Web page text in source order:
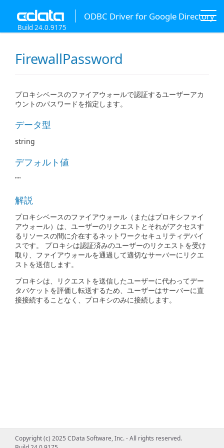
ODBC Driver for Google Directory
Build 24.0.9175
FirewallPassword
プロキシベースのファイアウォールで認証するユーザーアカ
ウントのパスワードを指定します。
データ型
string
デフォルト値
""
解説
プロキシベースのファイアウォール（またはプロキシファイ
アウォール）は、ユーザーのリクエストとそれがアクセスす
るリソースの間に介在するネットワークセキュリティデバイ
スです。 プロキシは認証済みのユーザーのリクエストを受け
取り、ファイアウォールを通過して適切なサーバーにリクエ
ストを送信します。
プロキシは、リクエストを送信したユーザーに代わってデー
タバケットを評価し転送するため、ユーザーはサーバーに直
接接続することなく、プロキシのみに接続します。
Copyright (c) 2025 CData Software, Inc. - All rights reserved.